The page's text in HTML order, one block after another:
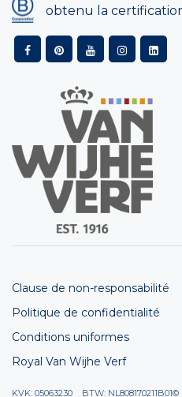
obtenu la
Clause de non-responsabilité
Politique de confidentialité
Conditions uniformes
Royal Van Wijhe Verf
KVK: 05063230 BTW: NL808170211B01©